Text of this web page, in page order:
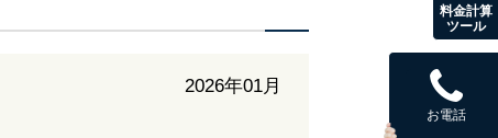
2026年01月
料金計算
ツール
お電話